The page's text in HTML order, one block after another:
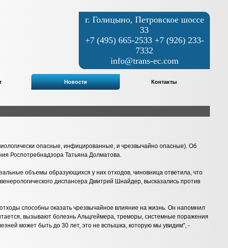
г. Голицыно, Петровское шоссе
33
+7 (495) 665-2533 +7 (926) 233-
7332
info@trans-ec.com
Новости Контакты
опасные, инфицированные, и чрезвычайно опасные). Об
Роспотребнадзора Татьяна Долматова.
объемы образующихся у них отходов, чиновница ответила, что
диспансера Дмитрий Шнайдер, высказались против
способны оказать чрезвычайное влияние на жизнь. Он напомнил
вызывают болезнь Альцгеймера, треморы, системные поражения
может быть до 30 лет, это не вспышка, которую мы увидим", -